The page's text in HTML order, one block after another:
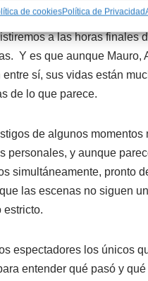
de cookiesPolítica de Privacidad
a las horas finales
Y es que aunque Mauro,
sí, sus vidas están
de lo que parece.
de algunos momentos
personales, y aunque
simultáneamente, pronto
las escenas no siguen
estricto.
espectadores los únicos
entender qué pasó y